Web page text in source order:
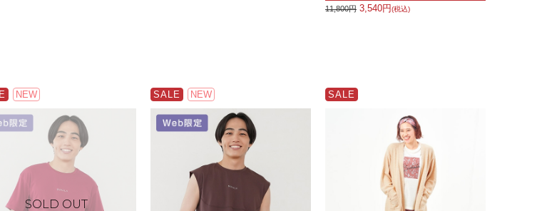
11,800円 3,540円(税込)
NEW SALE NEW SALE